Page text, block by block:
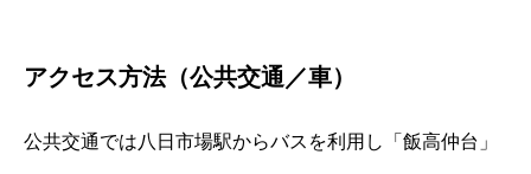
アクセス方法（公共交通／車）
公共交通では八日市場駅からバスを利用し「飯高仲台」